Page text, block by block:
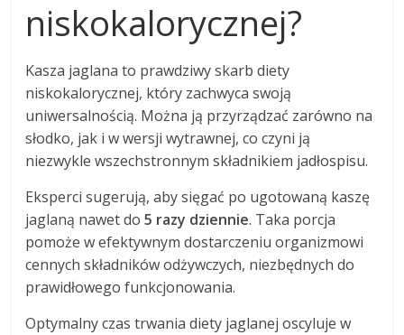
niskokalorycznej?
Kasza jaglana to prawdziwy skarb diety
niskokalorycznej, który zachwyca swoją
uniwersalnością. Można ją przyrządzać zarówno na
słodko, jak i w wersji wytrawnej, co czyni ją
niezwykle wszechstronnym składnikiem jadłospisu.
Eksperci sugerują, aby sięgać po ugotowaną kaszę
jaglaną nawet do5 razy dziennie. Taka porcja
pomoże w efektywnym dostarczeniu organizmowi
cennych składników odżywczych, niezbędnych do
prawidłowego funkcjonowania.
Optymalny czas trwania diety jaglanej oscyluje w